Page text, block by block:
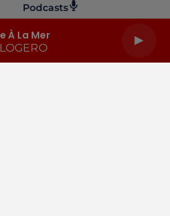
Podcasts
À La Mer